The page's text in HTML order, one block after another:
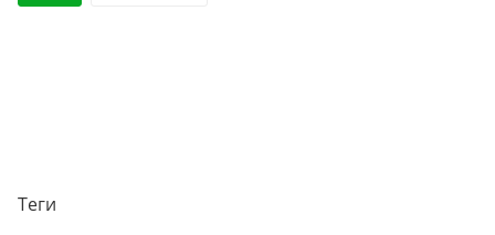
Теги